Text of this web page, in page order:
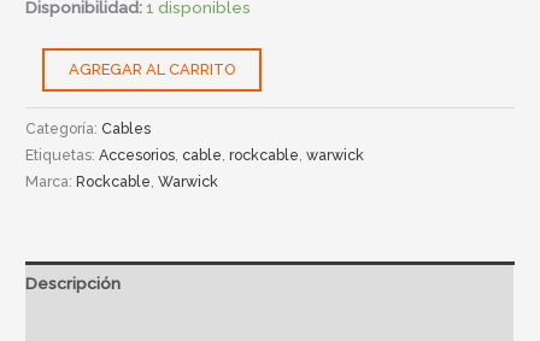
Disponibilidad:1 disponibles
AGREGAR AL CARRITO
Categoría: Cables
Etiquetas:Accesorios, cable,rockcable,warwick
Marca:Rockcable,Warwick
Descripción